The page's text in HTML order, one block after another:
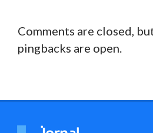
Comments are closed,
pingbacks are open.